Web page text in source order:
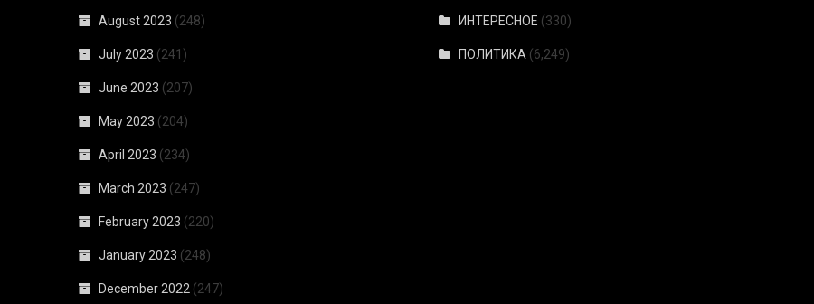
August 2023 (248)
July 2023 (241)
June 2023 (207)
May 2023 (204)
April 2023 (234)
March 2023 (247)
February 2023 (220)
January 2023 (248)
December 2022 (247)
ИНТЕРЕСНОЕ (330)
ПОЛИТИКА (6,249)